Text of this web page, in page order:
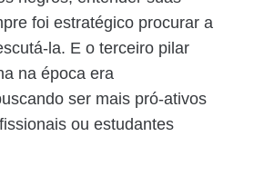
foi estratégico procurar a
la. E o terceiro pilar
na época era
ser mais pró-ativos
ou estudantes